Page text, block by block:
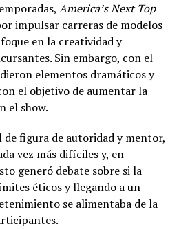
America’s Next Top
impulsar carreras de modelos
en la creatividad y
Sin embargo, con el
elementos dramáticos y
el objetivo de aumentar la
el show.
de figura de autoridad y mentor,
vez más difíciles y, en
generó debate sobre si la
éticos y llegando a un
se alimentaba de la